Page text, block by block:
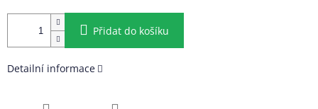
Přidat do košíku
Detailní informace